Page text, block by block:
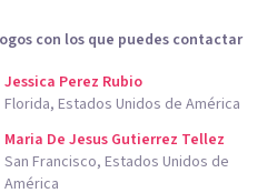
con los que puedes contactar
Jessica Perez Rubio
Florida, Estados Unidos de América
Maria De Jesus Gutierrez Tellez
San Francisco, Estados Unidos de
América